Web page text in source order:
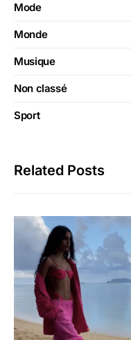
Mode
Monde
Musique
Non classé
Sport
Related Posts